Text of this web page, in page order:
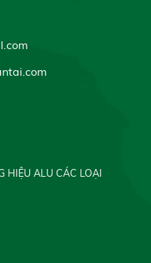
HIỆU ALU CÁC LOẠI